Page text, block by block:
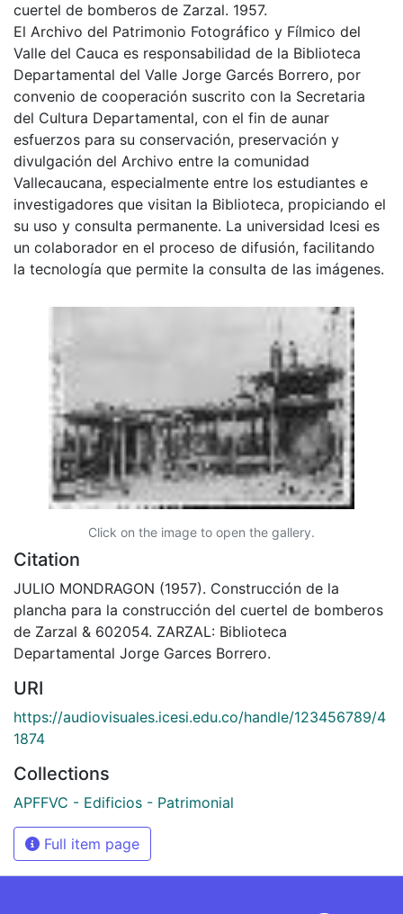
cuertel de bomberos de Zarzal. 1957.
El Archivo del Patrimonio Fotográfico y Fílmico del
Valle del Cauca es responsabilidad de la Biblioteca
Departamental del Valle Jorge Garcés Borrero, por
convenio de cooperación suscrito con la Secretaria
del Cultura Departamental, con el fin de aunar
esfuerzos para su conservación, preservación y
divulgación del Archivo entre la comunidad
Vallecaucana, especialmente entre los estudiantes e
investigadores que visitan la Biblioteca, propiciando el
su uso y consulta permanente. La universidad Icesi es
un colaborador en el proceso de difusión, facilitando
la tecnología que permite la consulta de las imágenes.
Click on the image to open the gallery.
Citation
JULIO MONDRAGON (1957). Construcción de la
plancha para la construcción del cuertel de bomberos
de Zarzal & 602054. ZARZAL: Biblioteca
Departamental Jorge Garces Borrero.
URI
https://audiovisuales.icesi.edu.co/handle/123456789/4
1874
Collections
APFFVC - Edificios - Patrimonial
Full item page